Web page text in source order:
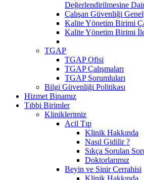
Değerlendirilmesine
Çalışan Güvenliği
Kalite Yönetim Birimi
Kalite Yönetim Birimi
TGAP
TGAP Ofisi
TGAP Çalışmaları
TGAP Sorumluları
Bilgi Güvenliği Politikası
Hizmet Binamız
Tıbbi Birimler
Kliniklerimiz
Acil Tıp
Klinik Hakkında
Nasıl Gidilir ?
Sıkça Sorulan
Doktorlarımız
Beyin ve Sinir Cerrahisi
Klinik Hakkında